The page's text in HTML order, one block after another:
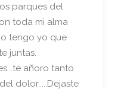
parques del
toda mi alma
tengo yo que
juntas.
añoro tanto
dolor.....Dejaste